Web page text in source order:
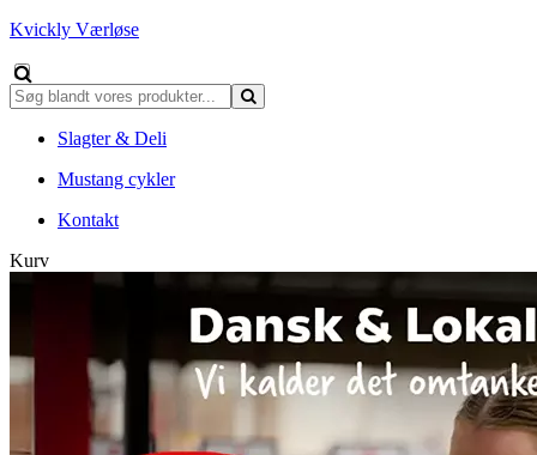
Kvickly Værløse
Slagter & Deli
Mustang cykler
Kontakt
Kurv